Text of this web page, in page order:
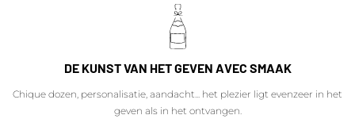
DE KUNST VAN HET GEVEN AVEC SMAAK
Chique dozen, personalisatie, aandacht... het plezier ligt evenzeer in het
geven als in het ontvangen.